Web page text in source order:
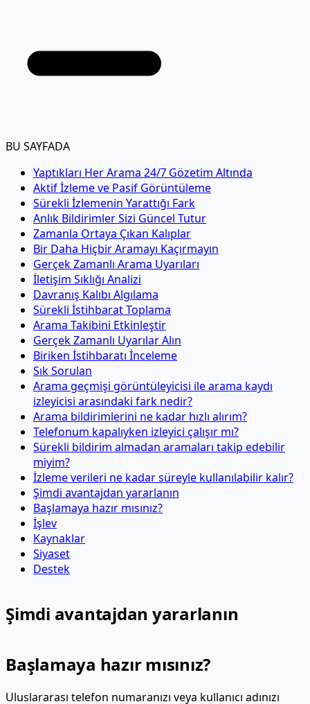
BU SAYFADA
Yaptıkları Her Arama 24/7 Gözetim Altında
Aktif İzleme ve Pasif Görüntüleme
Sürekli İzlemenin Yarattığı Fark
Anlık Bildirimler Sizi Güncel Tutur
Zamanla Ortaya Çıkan Kalıplar
Bir Daha Hiçbir Aramayı Kaçırmayın
Gerçek Zamanlı Arama Uyarıları
İletişim Sıklığı Analizi
Davranış Kalıbı Algılama
Sürekli İstihbarat Toplama
Arama Takibini Etkinleştir
Gerçek Zamanlı Uyarılar Alın
Biriken İstihbaratı İnceleme
Sık Sorulan
Arama geçmişi görüntüleyicisi ile arama kaydı
izleyicisi arasındaki fark nedir?
Arama bildirimlerini ne kadar hızlı alırım?
Telefonum kapalıyken izleyici çalışır mı?
Sürekli bildirim almadan aramaları takip edebilir
miyim?
İzleme verileri ne kadar süreyle kullanılabilir kalır?
Şimdi avantajdan yararlanın
Başlamaya hazır mısınız?
İşlev
Kaynaklar
Siyaset
Destek
Şimdi avantajdan yararlanın
Başlamaya hazır mısınız?
Uluslararası telefon numaranızı veya kullanıcı adınızı